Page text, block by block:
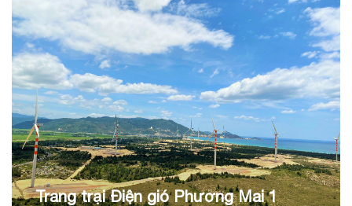
Trang trại Điện gió Phương Mai 1